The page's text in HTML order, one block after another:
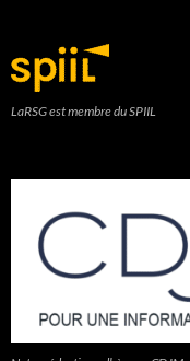
LaRSG est membre du SPIIL